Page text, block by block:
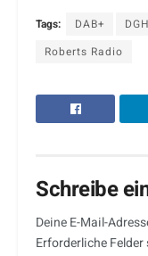
Tags: DAB+
Roberts Radio
Schreibe
Deine E-Mail-
Erforderliche